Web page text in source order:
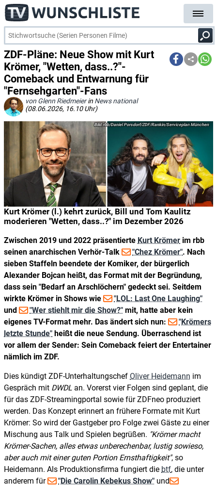
ZDF-Pläne: Neue Show mit Kurt
Krömer, "Wetten, dass..?"-
Comeback und Entwarnung für
"Fernsehgarten"-Fans
von Glenn Riedmeierin News national
(08.06.2026, 16.10 Uhr)
Kurt Krömer (l.) kehrt zurück, Bill und Tom Kaulitz
moderieren "Wetten, dass..?" im Dezember 2026
rbb/Daniel Porsdorf/ZDF/Rankin/Serviceplan München
Zwischen 2019 und 2022 präsentierte Kurt Krömer im rbb
seinen anarchischen Verhör-Talk
"Chez Krömer". Nach
sieben Staffeln beendete der Komiker, der bürgerlich
Alexander Bojcan heißt, das Format mit der Begründung,
dass sein "Bedarf an Arschlöchern" gedeckt sei. Seitdem
wirkte Krömer in Shows wie
"LOL: Last One Laughing"
und
"Wer stiehlt mir die Show?" mit, hatte aber kein
eigenes TV-Format mehr. Das ändert sich nun:
"Krömers
letzte Stunde" heißt die neue Sendung. Überraschend ist
vor allem der Sender: Sein Comeback feiert der Entertainer
nämlich im ZDF.
Dies kündigt ZDF-Unterhaltungschef Oliver Heidemann im
Gespräch mit DWDL an. Vorerst vier Folgen sind geplant, die
für das ZDF-Streamingportal sowie für ZDFneo produziert
werden. Das Konzept erinnert an frühere Formate mit Kurt
Krömer: So wird der Gastgeber pro Folge zwei Gäste zu einer
Mischung aus Talk und Spielen begrüßen. Krömer macht
Krömer-Sachen, alles etwas unberechenbar, lustig sowieso,
aber auch mit einer guten Portion Ernsthaftigkeit , so
Heidemann. Als Produktionsfirma fungiert die btf, die unter
anderem für
"Die Carolin Kebekus Show" und